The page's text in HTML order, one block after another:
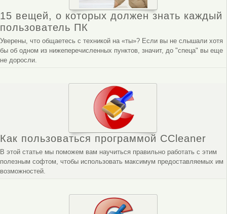
15 вещей, о которых должен знать каждый
пользователь ПК
Уверены, что общаетесь с техникой на «ты»? Если вы не слышали хотя
бы об одном из нижеперечисленных пунктов, значит, до "спеца" вы еще
не доросли.
Как пользоваться программой CCleaner
В этой статье мы поможем вам научиться правильно работать с этим
полезным софтом, чтобы использовать максимум предоставляемых им
возможностей.